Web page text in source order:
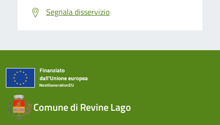
Segnala disservizio
Comune di Revine Lago